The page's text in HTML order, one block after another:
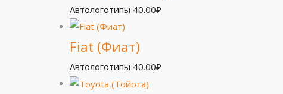
Автологотипы 40.00₽
Fiat (Фиат)
Автологотипы 40.00₽